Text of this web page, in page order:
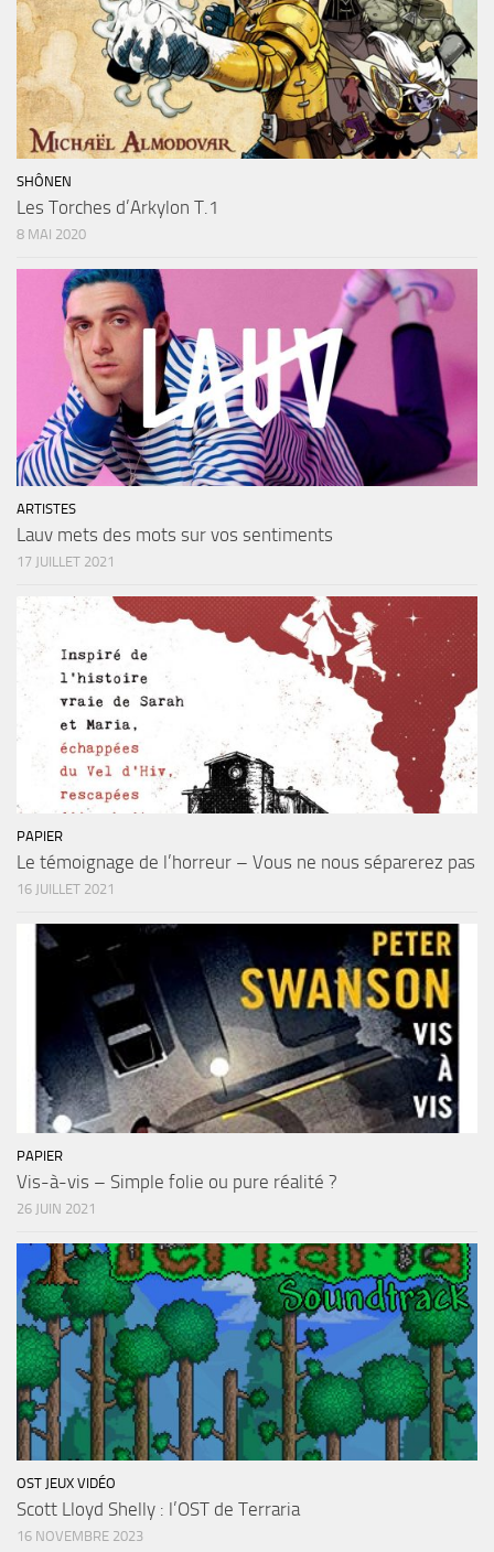
SHÔNEN
Les Torches d’Arkylon T.1
8 MAI 2020
ARTISTES
Lauv mets des mots sur vos sentiments
17 JUILLET 2021
PAPIER
Le témoignage de l’horreur – Vous ne nous séparerez pas
16 JUILLET 2021
PAPIER
Vis-à-vis – Simple folie ou pure réalité ?
26 JUIN 2021
OST JEUX VIDÉO
Scott Lloyd Shelly : l’OST de Terraria
16 NOVEMBRE 2023